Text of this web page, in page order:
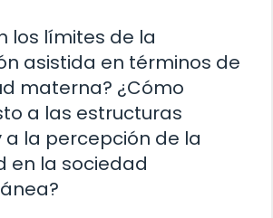
los límites de la
asistida en términos de
materna? ¿Cómo
a las estructuras
a la percepción de la
en la sociedad